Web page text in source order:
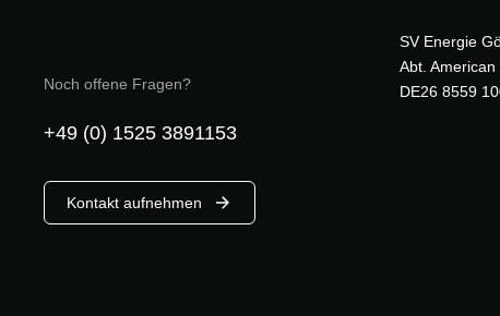
Noch offene Fragen?
+49 (0) 1525 3891153
Kontakt aufnehmen
SV Energie
Abt.
DE26 8559